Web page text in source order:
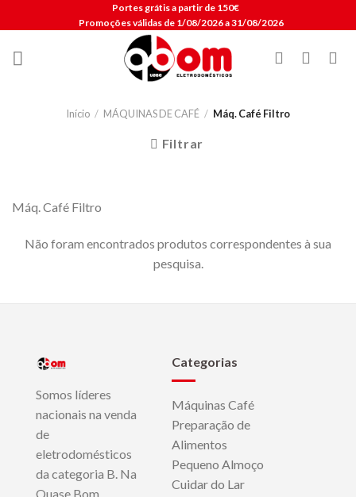
to
content
Portes grátis a partir de 150€
Promoções válidas de 1/08/2026 a 31/08/2026
Início / MÁQUINAS DE CAFÉ / Máq. Café Filtro
Filtrar
Máq. Café Filtro
Não foram encontrados produtos correspondentes à sua
pesquisa.
Somos líderes
nacionais na venda
de
eletrodomésticos
da categoria B. Na
Quase Bom
Categorias
Máquinas Café
Preparação de
Alimentos
Pequeno Almoço
Cuidar do Lar